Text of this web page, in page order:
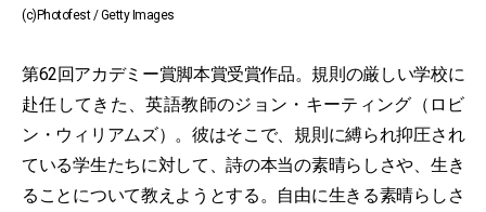
(c)Photofest / Getty Images
第62回アカデミー賞脚本賞受賞作品。規則の厳しい学校に
赴任してきた、英語教師のジョン・キーティング（ロビ
ン・ウィリアムズ）。彼はそこで、規則に縛られ抑圧され
ている学生たちに対して、詩の本当の素晴らしさや、生き
ることについて教えようとする。自由に生きる素晴らしさ